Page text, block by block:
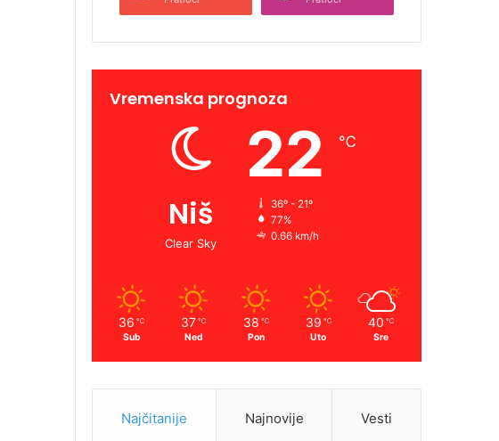
Vremenska prognoza
Niš
Clear Sky
22 ℃
36º - 21º
77%
0.66 km/h
36 ℃
Sub
37 ℃
Ned
38 ℃
Pon
39 ℃
Uto
40 ℃
Sre
Najčitanije Najnovije Vesti